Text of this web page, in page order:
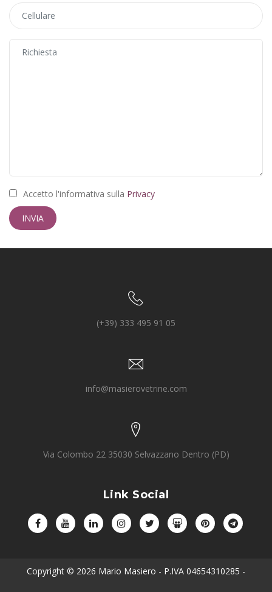
Accetto l'informativa sulla Privacy
INVIA
(+39) 333 495 91 05
info@masierovetrine.com
Via Colombo 22 35030 Selvazzano Dentro (PD)
Link Social
Copyright © 2026 Mario Masiero - P.IVA 04654310285 -